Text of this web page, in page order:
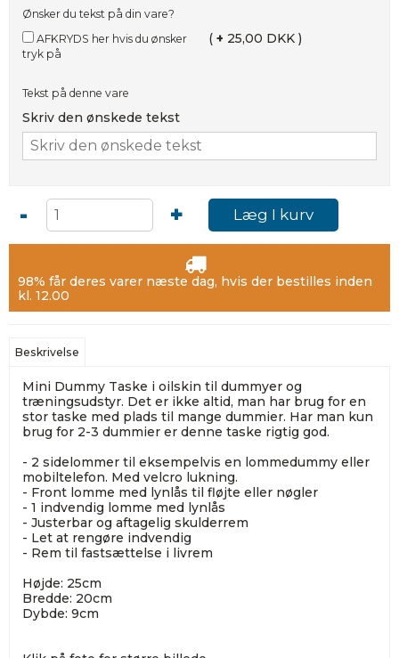
Ønsker du tekst på din vare?
tryk på
( + 25,00 DKK )
Tekst på denne vare
Skriv den ønskede tekst
- + Læg I kurv
98% får deres varer næste dag, hvis der bestilles inden
kl. 12.00
Beskrivelse
Mini Dummy Taske i oilskin til dummyer og
træningsudstyr. Det er ikke altid, man har brug for en
stor taske med plads til mange dummier. Har man kun
brug for 2-3 dummier er denne taske rigtig god.
- 2 sidelommer til eksempelvis en lommedummy eller
mobiltelefon. Med velcro lukning.
- Front lomme med lynlås til fløjte eller nøgler
- 1 indvendig lomme med lynlås
- Justerbar og aftagelig skulderrem
- Let at rengøre indvendig
- Rem til fastsættelse i livrem
Højde: 25cm
Bredde: 20cm
Dybde: 9cm